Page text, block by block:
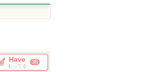
Have
もってる
36